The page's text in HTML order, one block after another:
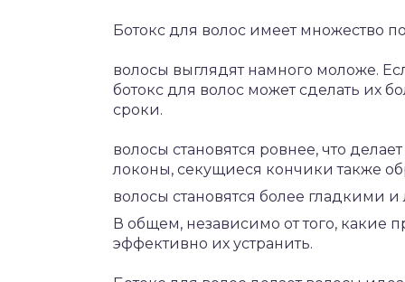
Ботокс для волос имеет множество
волосы выглядят намного моложе.
ботокс для волос может сделать
сроки.
волосы становятся ровнее, что
локоны, секущиеся кончики также
волосы становятся более гладкими
В общем, независимо от того, какие
эффективно их устранить.